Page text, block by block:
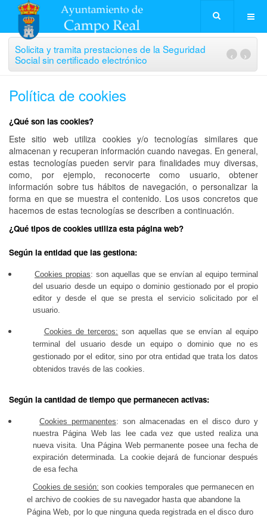
Solicita y tramita prestaciones de la Seguridad
Social sin certificado electrónico
›
‹
Política de cookies
¿Qué son las cookies?
Este sitio web utiliza cookies y/o tecnologías similares que
almacenan y recuperan información cuando navegas. En general,
estas tecnologías pueden servir para finalidades muy diversas,
como, por ejemplo, reconocerte como usuario, obtener
información sobre tus hábitos de navegación, o personalizar la
forma en que se muestra el contenido. Los usos concretos que
hacemos de estas tecnologías se describen a continuación.
¿Qué tipos de cookies utiliza esta página web?
Según la entidad que las gestiona:
Cookies propias: son aquellas que se envían al equipo terminal
del usuario desde un equipo o dominio gestionado por el propio
editor y desde el que se presta el servicio solicitado por el
usuario.
Cookies de terceros: son aquellas que se envían al equipo
terminal del usuario desde un equipo o dominio que no es
gestionado por el editor, sino por otra entidad que trata los datos
obtenidos través de las cookies.
Según la cantidad de tiempo que permanecen activas:
Cookies permanentes: son almacenadas en el disco duro y
nuestra Página Web las lee cada vez que usted realiza una
nueva visita. Una Página Web permanente posee una fecha de
expiración determinada. La cookie dejará de funcionar después
de esa fecha
Cookies de sesión: son cookies temporales que permanecen en
el archivo de cookies de su navegador hasta que abandone la
Página Web, por lo que ninguna queda registrada en el disco duro